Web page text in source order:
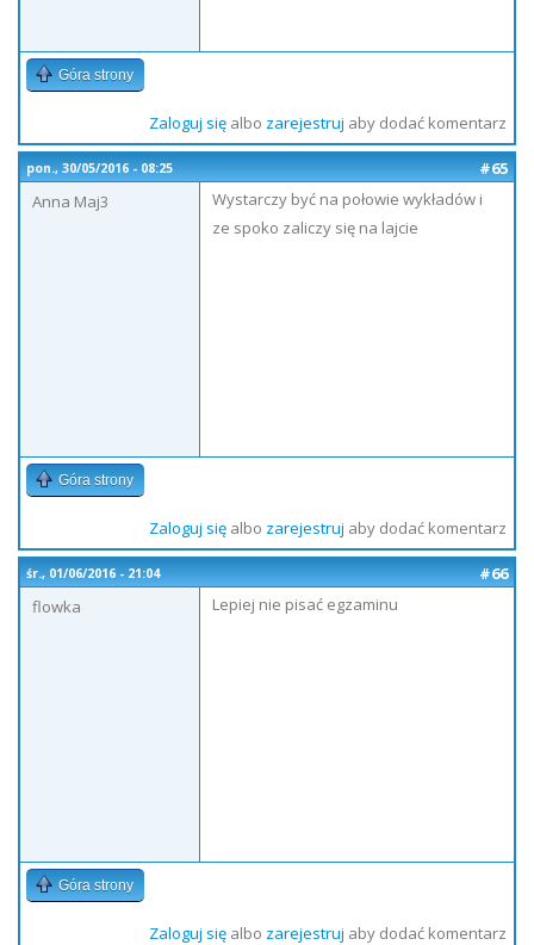
Góra strony
Zaloguj sięalbo zarejestruj aby dodać komentarz
pon., 30/05/2016 - 08:25
#65
Anna Maj3
Wystarczy być na połowie wykładów i
ze spoko zaliczy się na lajcie
Góra strony
Zaloguj sięalbo zarejestruj aby dodać komentarz
śr., 01/06/2016 - 21:04
#66
flowka
Lepiej nie pisać egzaminu
Góra strony
Zaloguj sięalbo zarejestruj aby dodać komentarz